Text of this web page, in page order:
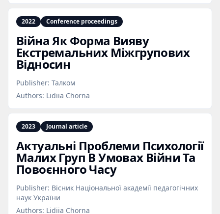
2022 Conference proceedings
Війна Як Форма Вияву
Екстремальних Міжгрупових
Відносин
Publisher: Талком
Authors: Lidiia Chorna
2023 Journal article
Актуальні Проблеми Психології
Малих Груп В Умовах Війни Та
Повоєнного Часу
Publisher: Вісник Національної академії педагогічних
наук України
Authors: Lidiia Chorna